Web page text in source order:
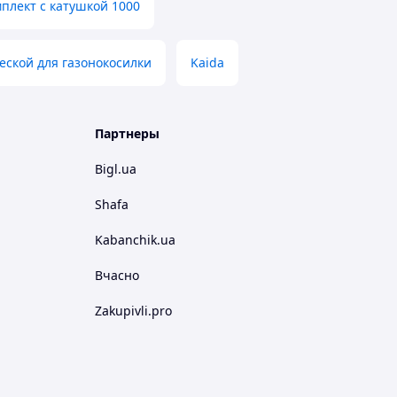
с катушкой 1000
для газонокосилки Kaida
Партнеры
Bigl.ua
Shafa
Kabanchik.ua
Вчасно
Zakupivli.pro